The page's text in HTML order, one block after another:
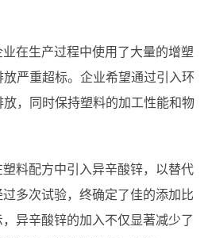
在生产过程中使用了大量的增塑
严重超标。企业希望通过引入环
，同时保持塑料的加工性能和物
料配方中引入异辛酸锌，以替代
多次试验，终确定了佳的添加比
异辛酸锌的加入不仅显著减少了